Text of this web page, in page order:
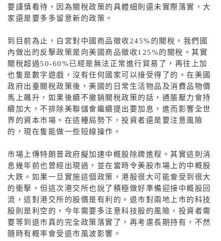
要謹慎看待，因為關稅政策的具體細則還未實際落實，大
家還是要多多留意新的政策。
到目前為止，白宮對中國商品徵收245% 的關稅，我們國
內做出的反擊政策是向美國商品徵收125%的關稅。其實
關稅超過50-60% 已經是無法正常進行貿易了，再往上加
也隻是數字遊戲，沒有任何國家可以接受得了的。在美國
政府出臺關稅政策後，美國的日常生活物品及消費品物價
馬上飆升，如果後續不撤銷關稅政策的話，通脹壓力會持
續加大，不排除美聯儲會繼續提出要加息，進而影響全世
界的資本市場。在這種局勢下，投資者還是要注意風險
的，現在隻能做一些短線操作。
市場上傳特朗普政府擬加速中概股除牌進程。其實這則消
息幾年前也曾經出現過，並在當時令美股市場上的中概股
大跌。如果一旦實施這個政策，港股很大可能會受到很大
的衝擊，但這次港交所也說了積極做好準備迎接中概股回
流，這對港交所的股價是有利的。退市對兩地上市的科技
股則是利空的，今年需要多注意科技股的風險，投資者需
要等到退市真的完全政策落實了，再考慮長期持有，不然
隨時有概率會受退市風波影響。